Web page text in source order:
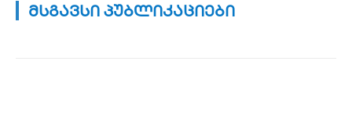
მსგავსი პუბლიკაციები